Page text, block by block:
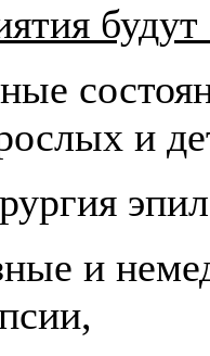
и
и